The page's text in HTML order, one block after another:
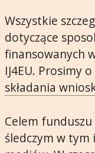
Wszystkie
dotyczące
finansowanych
IJ4EU. Prosimy
składania
Celem
śledczym w tym